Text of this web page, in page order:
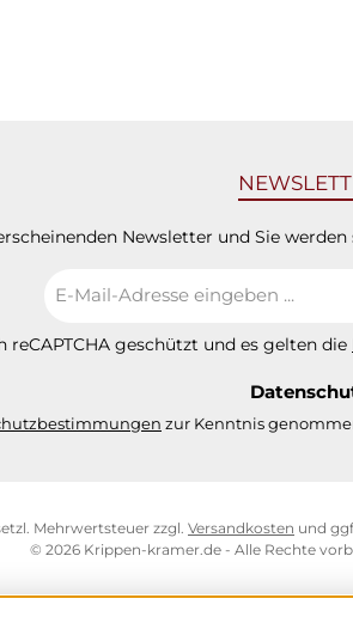
Newsletter und Sie
Mail-
reCAPTCHA geschützt und es gelten die
zur Kenntnis
Mehrwertsteuer zzgl. Versandkosten und
© 2026 Krippen-kramer.de - Alle Rechte